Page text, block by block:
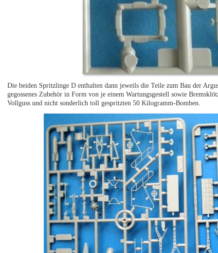
Die beiden Spritzlinge D enthalten dann jeweils die Teile zum Bau der
gegossenes Zubehör in Form von je einem Wartungsgestell sowie
Vollguss und nicht sonderlich toll gespritzten 50 Kilogramm-Bomben.